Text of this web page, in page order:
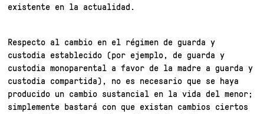
existente en la actualidad.
Respecto al cambio en el régimen de guarda y
custodia establecido (por ejemplo, de guarda y
custodia monoparental a favor de la madre a guarda y
custodia compartida), no es necesario que se haya
producido un cambio sustancial en la vida del menor;
simplemente bastará con que existan cambios ciertos